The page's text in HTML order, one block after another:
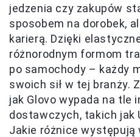
jedzenia czy zakupów
sposobem na dorobek,
karierą. Dzięki
różnorodnym formom
po samochody – każdy
swoich sił w tej branży.
jak Glovo wypada na tle
dostawczych, takich jak
Jakie różnice występują